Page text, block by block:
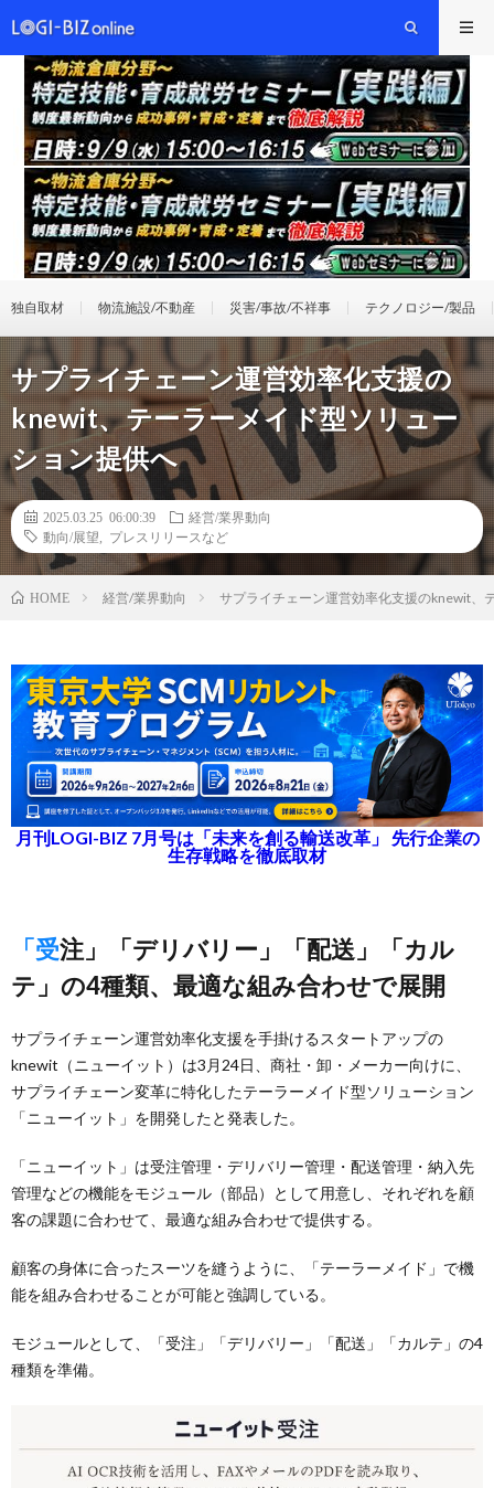
独自取材 物流施設/不動産 災害/事故/不祥事 テクノロジー/製品
サプライチェーン運営効率化支援の
knewit、テーラーメイド型ソリュー
ション提供へ
2025.03.25 06:00:39
経営/業界動向
動向/展望
プレスリリースなど
HOME 経営/業界動向 サプライチェーン運営効率化支援のknewit、
月刊LOGI-BIZ 7月号は「未来を創る輸送改革」 先行企業の
生存戦略を徹底取材
「受注」「デリバリー」「配送」「カル
テ」の4種類、最適な組み合わせで展開
サプライチェーン運営効率化支援を手掛けるスタートアップの
knewit（ニューイット）は3月24日、商社・卸・メーカー向けに、
サプライチェーン変革に特化したテーラーメイド型ソリューション
「ニューイット」を開発したと発表した。
「ニューイット」は受注管理・デリバリー管理・配送管理・納入先
管理などの機能をモジュール（部品）として用意し、それぞれを顧
客の課題に合わせて、最適な組み合わせで提供する。
顧客の身体に合ったスーツを縫うように、「テーラーメイド」で機
能を組み合わせることが可能と強調している。
モジュールとして、「受注」「デリバリー」「配送」「カルテ」の4
種類を準備。